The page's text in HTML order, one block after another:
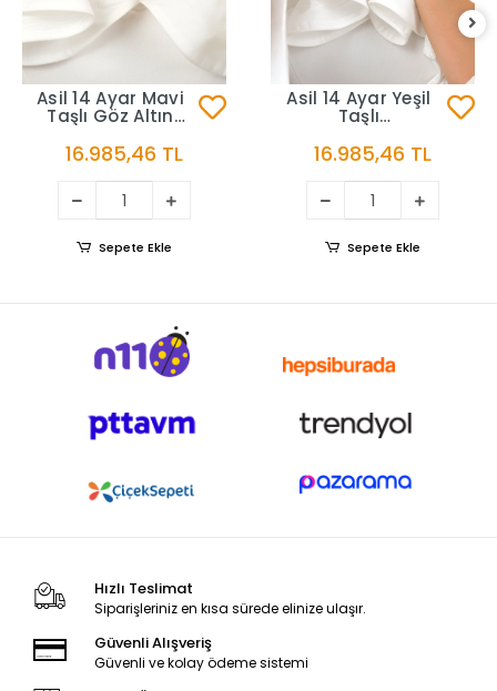
Asil 14 Ayar Mavi
Taşlı Göz Altın
16.985,46 TL
Sepete Ekle
Asil 14 Ayar Yeşil
Taşlı
KLY3778
16.985,46 TL
Sepete Ekle
Hızlı Teslimat
Siparişleriniz en kısa sürede elinize ulaşır.
Güvenli Alışveriş
Güvenli ve kolay ödeme sistemi